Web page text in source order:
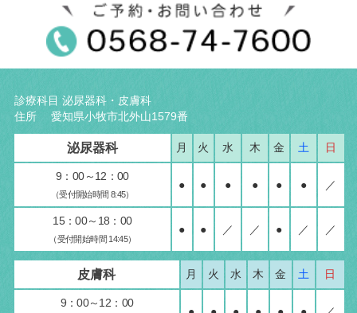
診療科目 泌尿器科・皮膚科
住所 愛知県小牧市北外山1579番
泌尿器科 月 火 水 木 金 土 日
9：00～12：00
（受付開始時間 8:45）
● ● ● ● ● ● ／
15：00～18：00
（受付開始時間 14:45）
● ● ／ ／ ● ／ ／
皮膚科 月 火 水 木 金 土 日
9：00～12：00